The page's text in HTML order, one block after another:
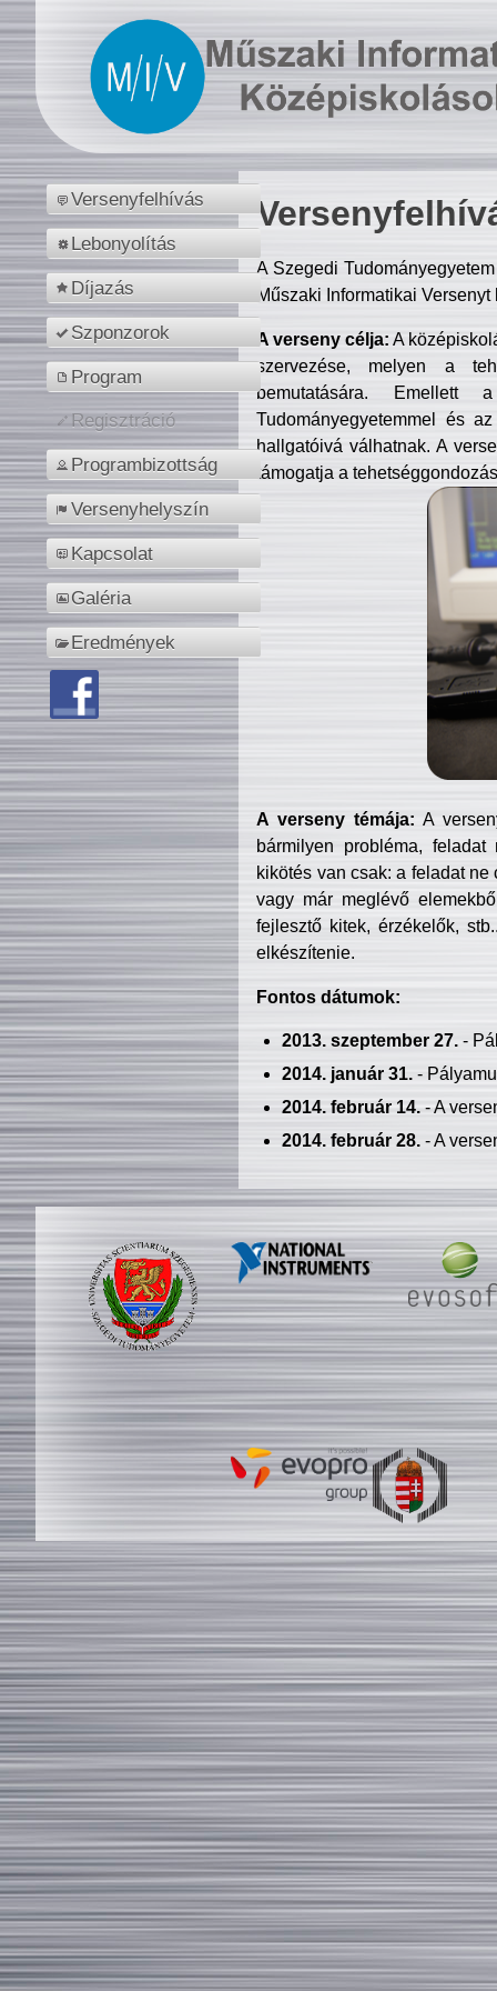
Versenyfelhívás
Lebonyolítás
Díjazás
Szponzorok
Program
Regisztráció
Programbizottság
Versenyhelyszín
Kapcsolat
Galéria
Eredmények
A Szegedi
Műszaki Informatikai
A verseny célja: A
szervezése, melyen a
bemutatására. Emellett
Tudományegyetemmel és
hallgatóivá válhatnak. A
támogatja a
A verseny témája: A
bármilyen probléma, feladat
kikötés van csak: a feladat
vagy már meglévő
fejlesztő kitek, érzékelők,
elkészítenie.
Fontos dátumok:
2013. szeptember 27.-
2014. január 31.-
2014. február 14.- A
2014. február 28.- A